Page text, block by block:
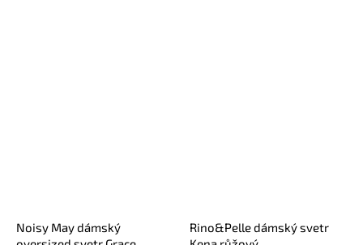
Noisy May dámský
Rino&Pelle dámský svetr